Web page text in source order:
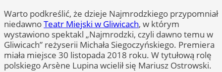
Warto podkreślić, że dzieje Najmrodzkiego przypomniał
niedawnoTeatr Miejski w Gliwicach, w którym
wystawiono spektakl „Najmrodzki, czyli dawno temu w
Gliwicach” reżyserii Michała Siegoczyńskiego. Premiera
miała miejsce 30 listopada 2018 roku. W tytułową rolę
polskiego Arsène Lupina wcielił się Mariusz Ostrowski.